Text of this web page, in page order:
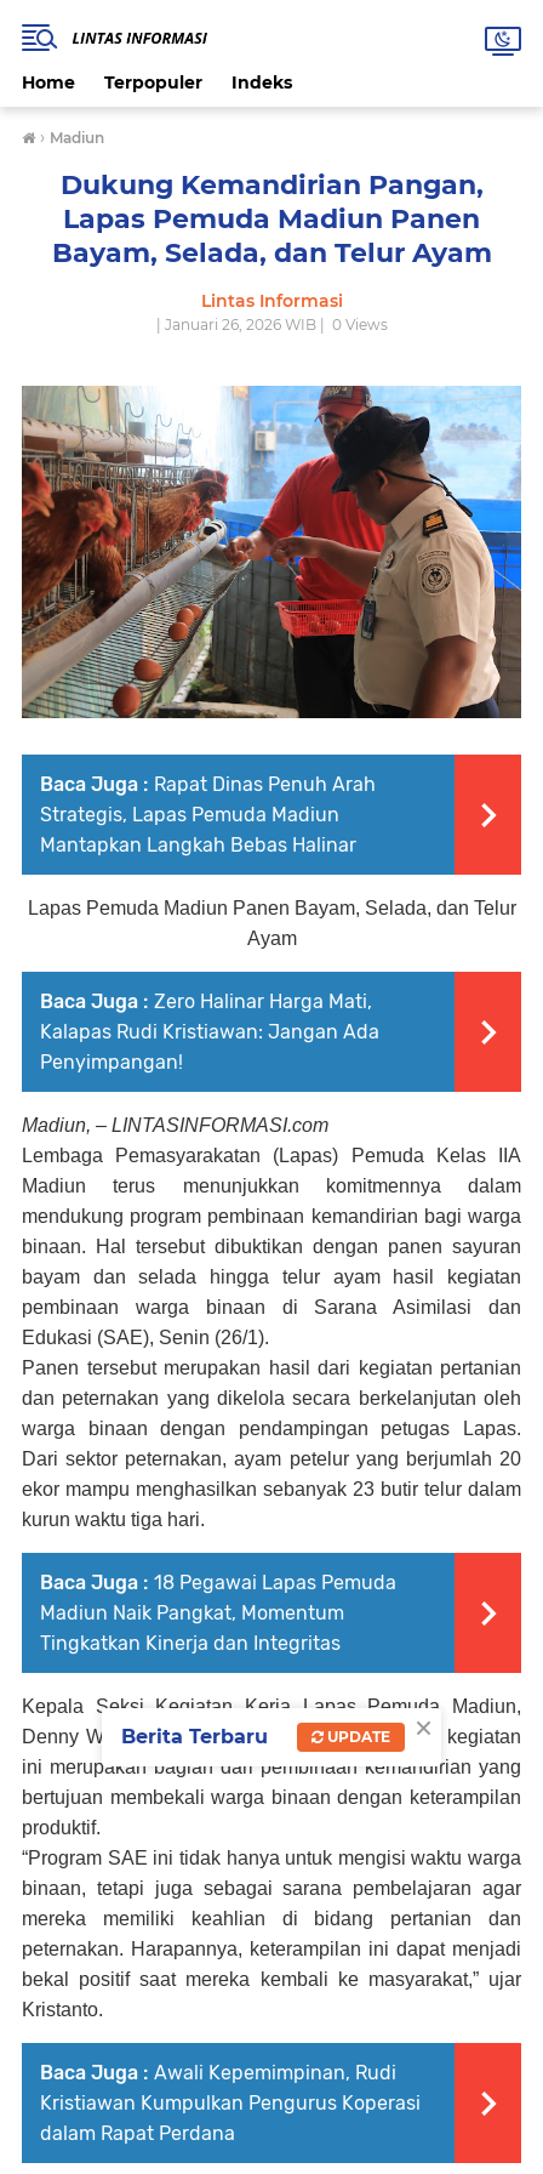
Home Terpopuler Indeks
› Madiun
Dukung Kemandirian Pangan,
Lapas Pemuda Madiun Panen
Bayam, Selada, dan Telur Ayam
Lintas Informasi
| Januari 26, 2026 WIB | 0Views
Baca Juga : Rapat Dinas Penuh Arah
Strategis, Lapas Pemuda Madiun
Mantapkan Langkah Bebas Halinar
Lapas Pemuda Madiun Panen Bayam, Selada, dan Telur
Ayam
Baca Juga : Zero Halinar Harga Mati,
Kalapas Rudi Kristiawan: Jangan Ada
Penyimpangan!
Madiun, – LINTASINFORMASI.com
Lembaga Pemasyarakatan (Lapas) Pemuda Kelas IIA
Madiun terus menunjukkan komitmennya dalam
mendukung program pembinaan kemandirian bagi warga
binaan. Hal tersebut dibuktikan dengan panen sayuran
bayam dan selada hingga telur ayam hasil kegiatan
pembinaan warga binaan di Sarana Asimilasi dan
Edukasi (SAE), Senin (26/1).
Panen tersebut merupakan hasil dari kegiatan pertanian
dan peternakan yang dikelola secara berkelanjutan oleh
warga binaan dengan pendampingan petugas Lapas.
Dari sektor peternakan, ayam petelur yang berjumlah 20
ekor mampu menghasilkan sebanyak 23 butir telur dalam
kurun waktu tiga hari.
Baca Juga : 18 Pegawai Lapas Pemuda
Madiun Naik Pangkat, Momentum
Tingkatkan Kinerja dan Integritas
Kepala Seksi Kegiatan Kerja Lapas Pemuda Madiun,
Denny Wahyu Kristanto, menyampaikan bahwa kegiatan
ini merupakan bagian dari pembinaan kemandirian yang
bertujuan membekali warga binaan dengan keterampilan
produktif.
“Program SAE ini tidak hanya untuk mengisi waktu warga
binaan, tetapi juga sebagai sarana pembelajaran agar
mereka memiliki keahlian di bidang pertanian dan
peternakan. Harapannya, keterampilan ini dapat menjadi
bekal positif saat mereka kembali ke masyarakat,” ujar
Kristanto.
Baca Juga : Awali Kepemimpinan, Rudi
Kristiawan Kumpulkan Pengurus Koperasi
dalam Rapat Perdana
×
Berita Terbaru UPDATE